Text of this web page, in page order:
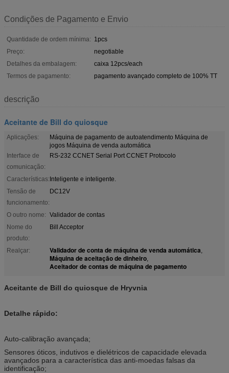
Condições de Pagamento e Envio
Quantidade de ordem mínima: 1pcs
Preço:
negotiable
Detalhes da embalagem:
caixa 12pcs/each
Termos de pagamento:
pagamento avançado completo de 100% TT
descrição
Aceitante de Bill do quiosque
Aplicações:
Máquina de pagamento de autoatendimento Máquina de
jogos Máquina de venda automática
Interface de
comunicação:
RS-232 CCNET Serial Port CCNET Protocolo
Características:Inteligente e inteligente.
Tensão de
funcionamento:
DC12V
O outro nome: Validador de contas
Nome do
produto:
Bill Acceptor
Realçar: Validador de conta de máquina de venda automática,
Máquina de aceitação de dinheiro,
Aceitador de contas de máquina de pagamento
Aceitante de Bill do quiosque de Hryvnia
Detalhe rápido:
Auto-calibração avançada;
Sensores óticos, indutivos e dielétricos de capacidade elevada
avançados para a característica das anti-moedas falsas da
identificação;